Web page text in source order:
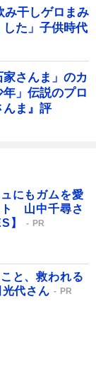
み干しゲロまみ
た」子供時代
さんま」のカ
」伝説のプロ
んま』評
にもガムを愛
ト 山中千尋さ
】
PR
と、救われる
代さん
PR